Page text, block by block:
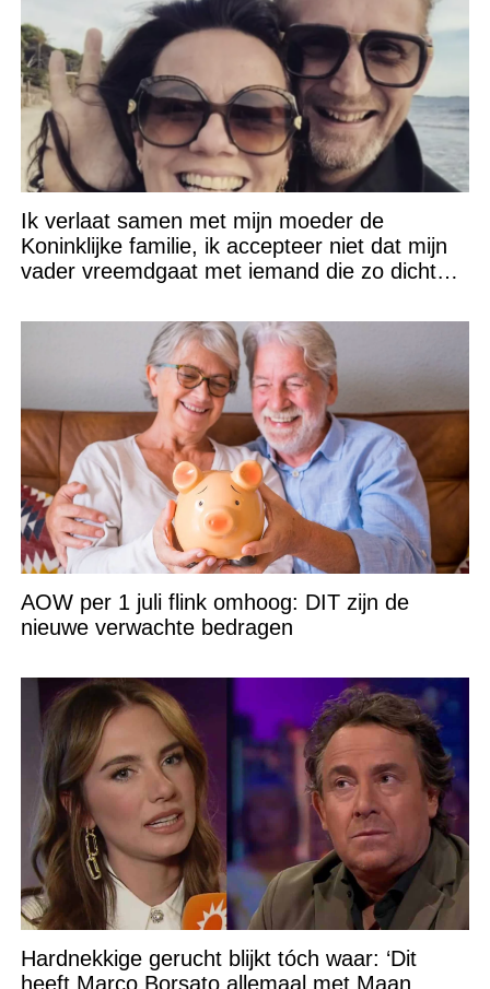
Ik verlaat samen met mijn moeder de
Koninklijke familie, ik accepteer niet dat mijn
vader vreemdgaat met iemand die zo dichtbij
AOW per 1 juli flink omhoog: DIT zijn de
nieuwe verwachte bedragen
Hardnekkige gerucht blijkt tóch waar: ‘Dit
heeft Marco Borsato allemaal met Maan